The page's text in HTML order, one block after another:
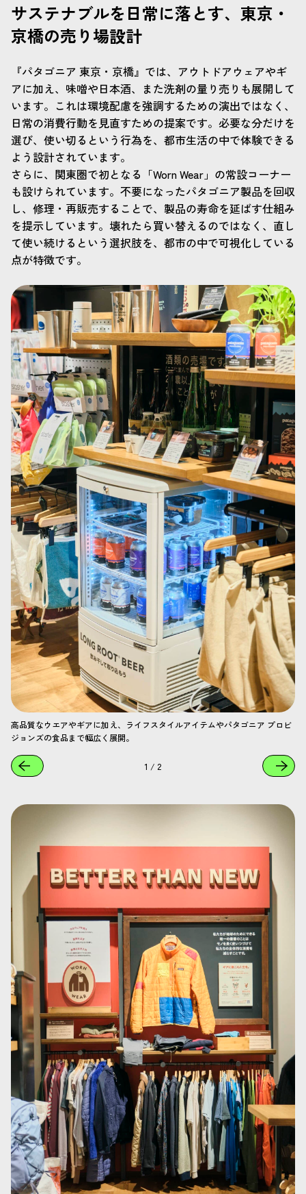
サステナブルを日常に落とす、東京・
京橋の売り場設計
『パタゴニア 東京・京橋』では、アウトドアウェアやギ
アに加え、味噌や日本酒、また洗剤の量り売りも展開して
います。これは環境配慮を強調するための演出ではなく、
日常の消費行動を見直すための提案です。必要な分だけを
選び、使い切るという行為を、都市生活の中で体験できる
よう設計されています。
さらに、関東圏で初となる「Worn Wear」の常設コーナー
も設けられています。不要になったパタゴニア製品を回収
し、修理・再販売することで、製品の寿命を延ばす仕組み
を提示しています。壊れたら買い替えるのではなく、直し
て使い続けるという選択肢を、都市の中で可視化している
点が特徴です。
高品質なウエアやギアに加え、ライフスタイルアイテムやパタゴニア プロビ
ジョンズの食品まで幅広く展開。
1 / 2